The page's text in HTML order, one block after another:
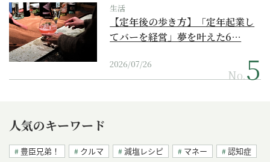
生活
【定年後の歩き方】「定年起業し
てバーを経営」夢を叶えた6…
2026/07/26
No.
人気のキーワード
豊臣兄弟！ クルマ 減塩レシピ マネー
認知症